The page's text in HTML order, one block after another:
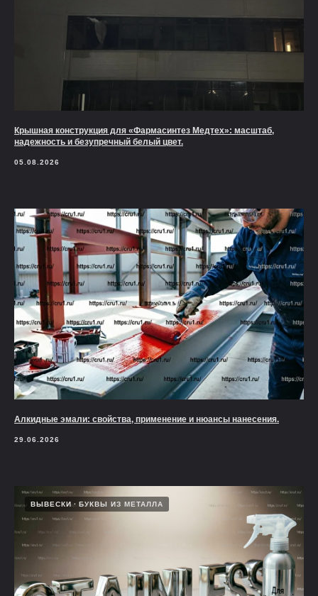
Крышная конструкция для «Фармасинтез Медтех»: масштаб,
надежность и безупречный белый цвет.
05.08.2026
Алкидные эмали: свойства, применение и нюансы нанесения.
29.06.2026
ВЫВЕСКИ БУКВЫ ИЗ МЕТАЛЛА